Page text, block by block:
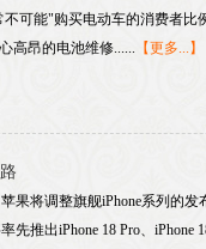
可能"购买电动车的消费者比
高昂的电池维修...... 【更多...】
果将调整旗舰iPhone系列的
推出iPhone 18 Pro、iPhone